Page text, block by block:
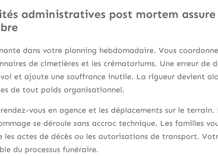
administratives post mortem assure
dans votre planning hebdomadaire. Vous
de cimetières et les crématoriums. Une erreur de
et ajoute une souffrance inutile. La rigueur devient
de tout poids organisationnel.
vous en agence et les déplacements sur le terrain.
se déroule sans accroc technique. Les familles
les actes de décès ou les autorisations de transport.
du processus funéraire.